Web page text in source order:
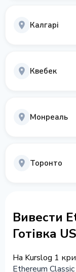
Калгарі
Квебек
Монреаль
Торонто
Вивести
Готівка
На Kurslog 1
Ethereum Classic